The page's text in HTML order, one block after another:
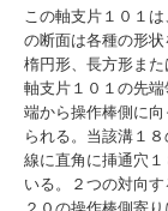
この軸支片１０１
の断面は各種の形状
楕円形、長方形ま
軸支片１０１の先
端から操作棒側に
られる。当該溝１
線に直角に挿通穴
いる。２つの対向